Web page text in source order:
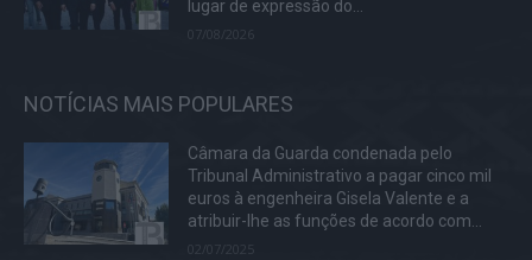
lugar de expressão do...
07/08/2026
NOTÍCIAS MAIS POPULARES
Câmara da Guarda condenada pelo
Tribunal Administrativo a pagar cinco mil
euros à engenheira Gisela Valente e a
atribuir-lhe as funções de acordo com...
02/07/2025